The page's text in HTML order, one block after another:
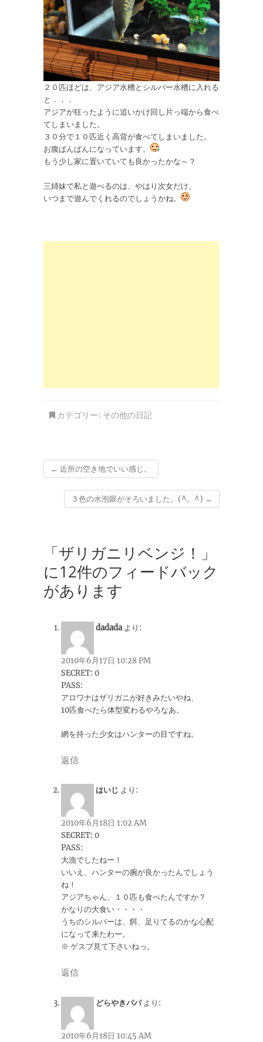
２０匹ほどは、アジア水槽とシルバー水槽に入れる
と．．．
アジアが狂ったように追いかけ回し片っ端から食べ
てしまいました。
３０分で１０匹近く高背が食べてしまいました。
お腹ぱんぱんになっています。
もう少し家に置いていても良かったかな～？
三姉妹で私と遊べるのは、やはり次女だけ。
いつまで遊んでくれるのでしょうかね。
カテゴリー: その他の日記
← 近所の空き地でいい感じ。
３色の水泡眼がそろいました。(^。^) →
「ザリガニリベンジ！」
に12件のフィードバック
があります
dadada より:
2010年6月17日 10:28 PM
SECRET: 0
PASS:
アロワナはザリガニが好きみたいやね、
10匹食べたら体型変わるやろなあ。
網を持った少女はハンターの目ですね。
返信
はいじ より:
2010年6月18日 1:02 AM
SECRET: 0
PASS:
大漁でしたねー！
いいえ、ハンターの腕が良かったんでしょう
ね！
アジアちゃん、１０匹も食べたんですか？
かなりの大食い・・・・
うちのシルバーは、餌、足りてるのかな心配
になって来たわー。
※ ゲスブ見て下さいねっ。
返信
どらやきパパ より:
2010年6月18日 10:45 AM